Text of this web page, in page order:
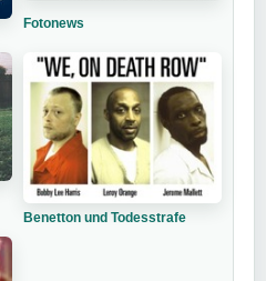
Fotonews
Benetton und Todesstrafe